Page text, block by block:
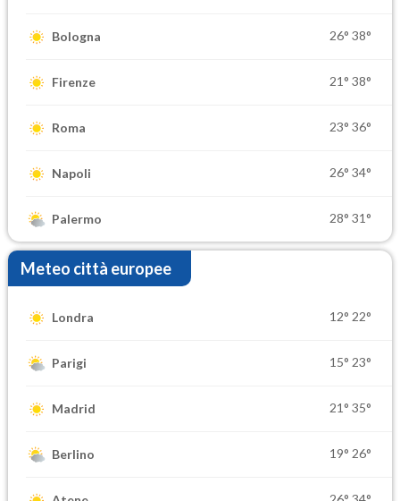
Bologna 26° 38°
Firenze 21° 38°
Roma 23° 36°
Napoli 26° 34°
Palermo 28° 31°
Meteo città europee
Londra 12° 22°
Parigi 15° 23°
Madrid 21° 35°
Berlino 19° 26°